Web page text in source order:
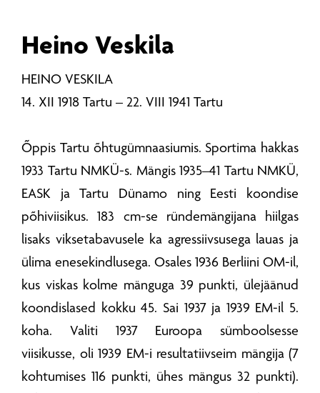
Heino Veskila
HEINO VESKILA
14. XII 1918 Tartu – 22. VIII 1941 Tartu
Õppis Tartu õhtugümnaasiumis. Sportima hakkas
1933 Tartu NMKÜ-s. Mängis 1935–41 Tartu NMKÜ,
EASK ja Tartu Dünamo ning Eesti koondise
põhiviisikus. 183 cm-se ründemängijana hiilgas
lisaks viksetabavusele ka agressiivsusega lauas ja
ülima enesekindlusega. Osales 1936 Berliini OM-il,
kus viskas kolme mänguga 39 punkti, ülejäänud
koondislased kokku 45. Sai 1937 ja 1939 EM-il 5.
koha. Valiti 1937 Euroopa sümboolsesse
viisikusse, oli 1939 EM-i resultatiivseim mängija (7
kohtumises 116 punkti, ühes mängus 32 punkti).